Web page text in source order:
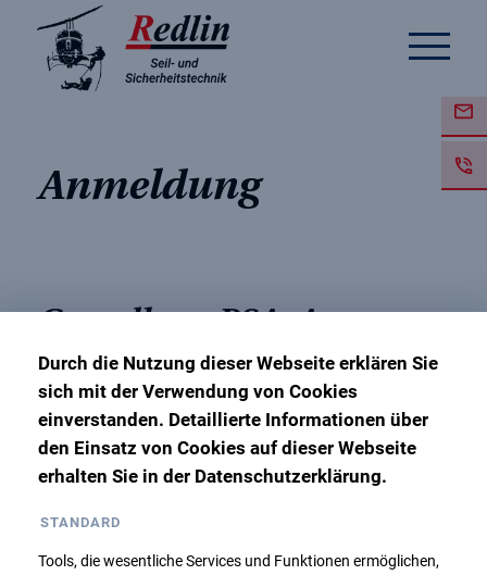
Anmeldung
21. November 2023 – 22. November 2023
Ausbildungsbasis Hannover
nur über die Warteliste statt. Bitte nehmen
Sie ggfs. Kontakt mit uns auf!
Durch die Nutzung dieser Webseite erklären Sie
sich mit der Verwendung von Cookies
einverstanden. Detaillierte Informationen über
den Einsatz von Cookies auf dieser Webseite
erhalten Sie in der Datenschutzerklärung.
STANDARD
Tools, die wesentliche Services und Funktionen ermöglichen,